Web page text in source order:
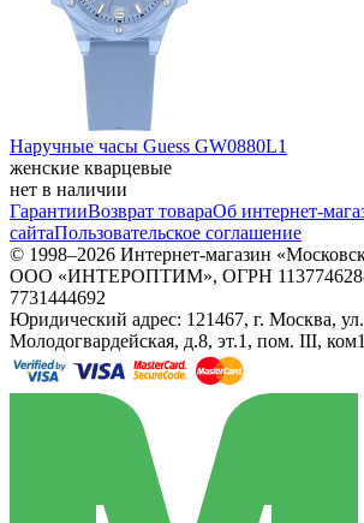
Наручные часы Guess GW0880L1
женские кварцевые
нет в наличии
ГарантииВозврат товараОб интернет-
сайтаПользовательское соглашение
© 1998–2026 Интернет-магазин
ООО «ИНТЕРОПТИМ», ОГРН
7731444692
Юридический адрес: 121467, г. Москва, ул.
Молодогвардейская, д.8, эт.1, пом. III,